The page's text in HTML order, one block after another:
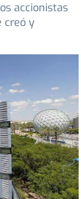
accionistas
creó y